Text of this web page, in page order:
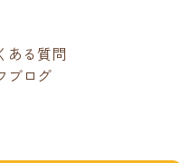
ある質問
ブログ